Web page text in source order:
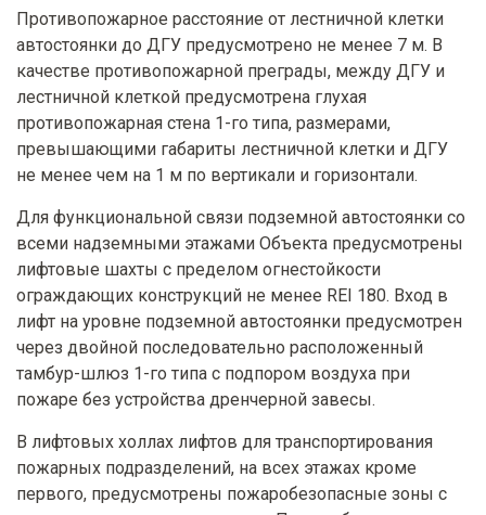
Противопожарное расстояние от лестничной клетки
автостоянки до ДГУ предусмотрено не менее 7 м. В
качестве противопожарной преграды, между ДГУ и
лестничной клеткой предусмотрена глухая
противопожарная стена 1-го типа, размерами,
превышающими габариты лестничной клетки и ДГУ
не менее чем на 1 м по вертикали и горизонтали.
Для функциональной связи подземной автостоянки со
всеми надземными этажами Объекта предусмотрены
лифтовые шахты с пределом огнестойкости
ограждающих конструкций не менее REI 180. Вход в
лифт на уровне подземной автостоянки предусмотрен
через двойной последовательно расположенный
тамбур-шлюз 1-го типа с подпором воздуха при
пожаре без устройства дренчерной завесы.
В лифтовых холлах лифтов для транспортирования
пожарных подразделений, на всех этажах кроме
первого, предусмотрены пожаробезопасные зоны с